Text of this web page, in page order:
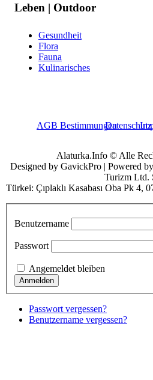
Leben | Outdoor
Gesundheit
Flora
Fauna
Kulinarisches
AGB BestimmungenDatenschutz
Alaturka.Info © Alle
Designed by GavickPro | Powered
Turizm Ltd.
Türkei: Çıplaklı Kasabası Oba Pk 4,
Benutzername
Passwort
Angemeldet bleiben
Passwort vergessen?
Benutzername vergessen?